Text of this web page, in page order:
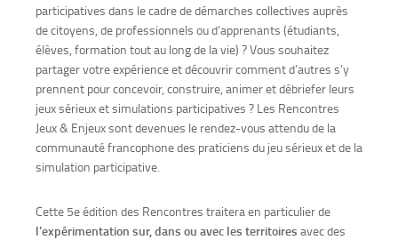
participatives dans le cadre de démarches collectives auprès
de citoyens, de professionnels ou d’apprenants (étudiants,
élèves, formation tout au long de la vie) ? Vous souhaitez
partager votre expérience et découvrir comment d’autres s’y
prennent pour concevoir, construire, animer et débriefer leurs
jeux sérieux et simulations participatives ? Les Rencontres
Jeux & Enjeux sont devenues le rendez-vous attendu de la
communauté francophone des praticiens du jeu sérieux et de la
simulation participative.
Cette 5e édition des Rencontres traitera en particulier de
l’expérimentation sur, dans ou avec les territoires avec des